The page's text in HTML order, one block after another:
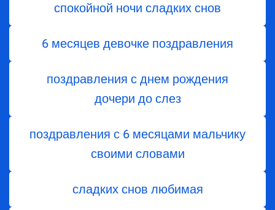
спокойной ночи сладких снов
6 месяцев девочке поздравления
поздравления с днем ​​рождения
дочери до слез
поздравления с 6 месяцами мальчику
своими словами
сладких снов любимая